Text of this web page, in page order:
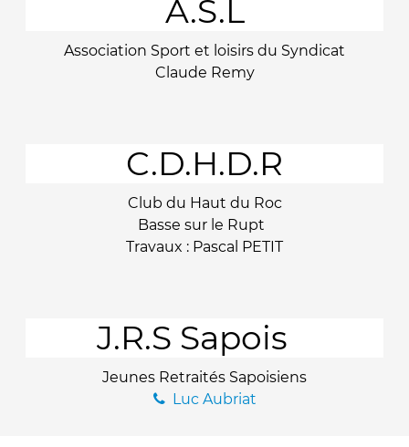
A.S.L
Association Sport et loisirs du Syndicat
Claude Remy
C.D.H.D.R
Club du Haut du Roc
Basse sur le Rupt
Travaux : Pascal PETIT
J.R.S Sapois
Jeunes Retraités Sapoisiens
Luc Aubriat